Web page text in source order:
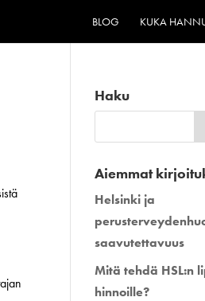
BLOG KUKA
Haku
Aiemmat
Helsinki ja
saavutettavuus
Mitä tehdä HSL:n
hinnoille?